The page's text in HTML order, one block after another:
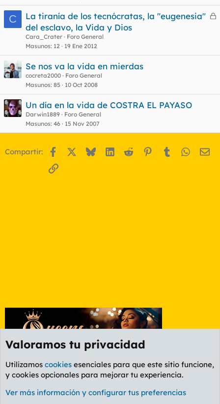
C
C
a
La tiranía de los tecnócratas, la "eugenesia"
del esclavo, la Vida y Dios
Cara_Crater
Foro General
Masunos 12 19 Ene 2012
Se nos va la vida en mierdas
cocreta2000
Foro General
Masunos 85 10 Oct 2008
Un día en la vida de COSTRA EL PAYASO
Darwin1889
Foro General
Masunos 46 15 Nov 2007
Compartir: Facebook BlueskyLinkedIn
Reddit Pinterest
Tumblr
Enlace
Foro Política
Cookies
PL OLDSTYLE AMARILLO
Valoramos tu privacidad
Utilizamos cookies esenciales para que este sitio funcione,
y cookies opcionales para mejorar tu experiencia.
Ver más información y configurar tus preferencias